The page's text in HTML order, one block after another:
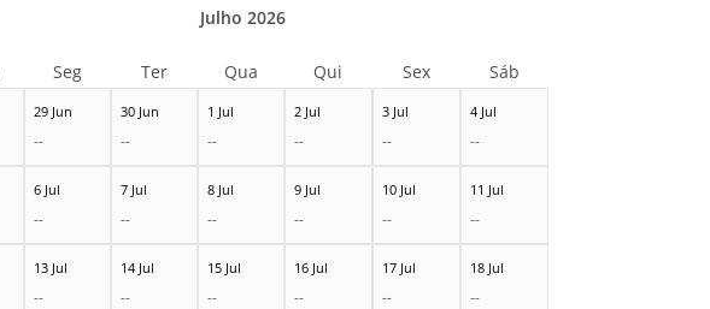
29 Jun
--
30 Jun
--
1 Jul
--
2 Jul
--
3 Jul
--
4 Jul
--
6 Jul
--
7 Jul
--
8 Jul
--
9 Jul
--
10 Jul
--
11 Jul
--
13 Jul
--
14 Jul
--
15 Jul
--
16 Jul
--
17 Jul
--
18 Jul
--
Julho 2026
Seg Ter Qua Qui Sex Sáb